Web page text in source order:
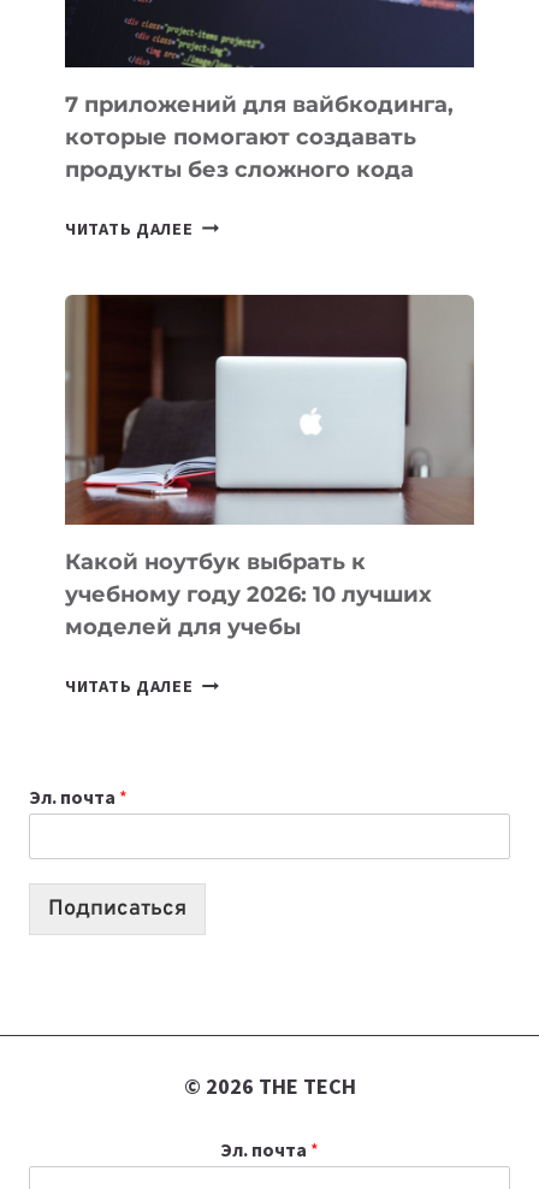
7 приложений для вайбкодинга,
которые помогают создавать
продукты без сложного кода
ЧИТАТЬ ДАЛЕЕ 7
ПОМОГАЮТ
СОЗДАВАТЬ
БЕЗ
СЛОЖНОГО
КОДА
Какой ноутбук выбрать к
учебному году 2026: 10 лучших
моделей для учебы
ЧИТАТЬ ДАЛЕЕ КАКОЙ
2026:
10
Эл. почта *
Подписаться
© 2026 THE TECH
Эл. почта *